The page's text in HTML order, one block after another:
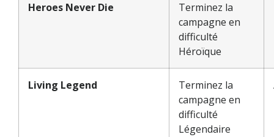
Heroes Never Die
Terminez la
campagne en
difficulté
Héroïque
Living Legend
Terminez la
campagne en
difficulté
Légendaire